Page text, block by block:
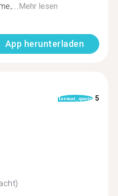
Mehr lesen
App herunterladen
format_quote 5